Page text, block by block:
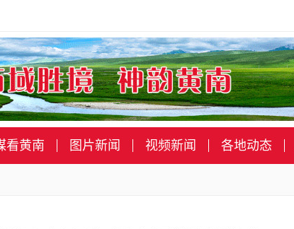
看黄南 图片新闻 视频新闻 各地动态